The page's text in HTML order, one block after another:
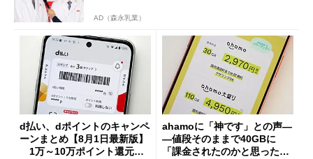
AD（森永乳業）
d払い、dポイントのキャンペ
ーンまとめ【8月1日最新版】
1万～10万ポイント還元の
ahamoに「神です」との声―
―値段そのままで40GBに
「課金されたのかと思った」